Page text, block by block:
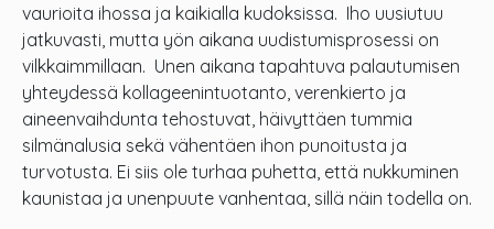
vaurioita ihossa ja kaikialla kudoksissa. Iho uusiutuu
jatkuvasti, mutta yön aikana uudistumisprosessi on
vilkkaimmillaan. Unen aikana tapahtuva palautumisen
yhteydessä kollageenintuotanto, verenkierto ja
aineenvaihdunta tehostuvat, häivyttäen tummia
silmänalusia sekä vähentäen ihon punoitusta ja
turvotusta. Ei siis ole turhaa puhetta, että nukkuminen
kaunistaa ja unenpuute vanhentaa, sillä näin todella on.